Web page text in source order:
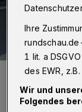
Prof. Christian
Foto: Friederike von
Ihre
1 lit. a
des EWR,
Wir und
Folgendes